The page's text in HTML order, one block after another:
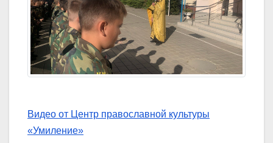
Видео от Центр православной культуры
«Умиление»